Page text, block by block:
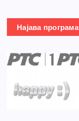
Најава програма